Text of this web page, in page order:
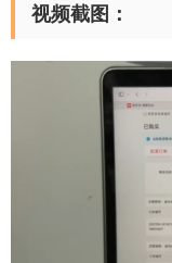
视频截图：